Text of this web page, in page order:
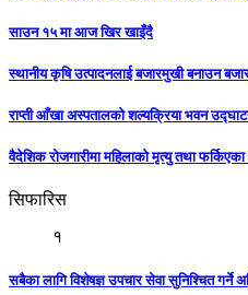
साउन १५ मा आज खिर खाइँदै
स्थानीय कृषि उत्पादनलाई बजारमुखी बनाउन
राप्ती आँखा अस्पतालको शल्यक्रिया भवन
वैदेशिक रोजगारीमा महिलाको मृत्यु तथा
सिफारिस
१
सबैका लागि विशेषज्ञ उपचार सेवा सुनिश्चित गर्ने